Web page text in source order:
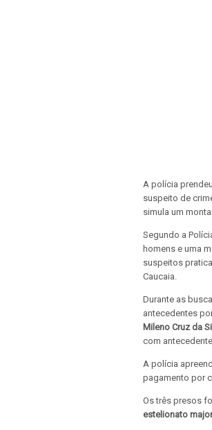
A polícia
suspeito de
simula um
Segundo a
homens e uma
suspeitos
Caucaia.
Durante as
antecedentes
Mileno Cruz da
com
A polícia
pagamento por
Os três presos
estelionato